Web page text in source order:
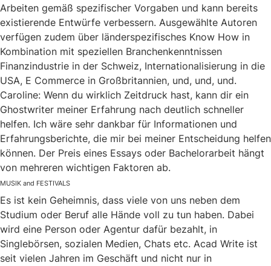
Arbeiten gemäß spezifischer Vorgaben und kann bereits
existierende Entwürfe verbessern. Ausgewählte Autoren
verfügen zudem über länderspezifisches Know How in
Kombination mit speziellen Branchenkenntnissen
Finanzindustrie in der Schweiz, Internationalisierung in die
USA, E Commerce in Großbritannien, und, und, und.
Caroline: Wenn du wirklich Zeitdruck hast, kann dir ein
Ghostwriter meiner Erfahrung nach deutlich schneller
helfen. Ich wäre sehr dankbar für Informationen und
Erfahrungsberichte, die mir bei meiner Entscheidung helfen
können. Der Preis eines Essays oder Bachelorarbeit hängt
von mehreren wichtigen Faktoren ab.
MUSIK and FESTIVALS
Es ist kein Geheimnis, dass viele von uns neben dem
Studium oder Beruf alle Hände voll zu tun haben. Dabei
wird eine Person oder Agentur dafür bezahlt, in
Singlebörsen, sozialen Medien, Chats etc. Acad Write ist
seit vielen Jahren im Geschäft und nicht nur in